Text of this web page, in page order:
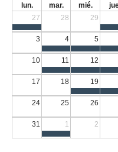
lun. mar. mié.
27
28 29
3 4 5
10 11 12
17 18 19
24 25 26
31 1 2